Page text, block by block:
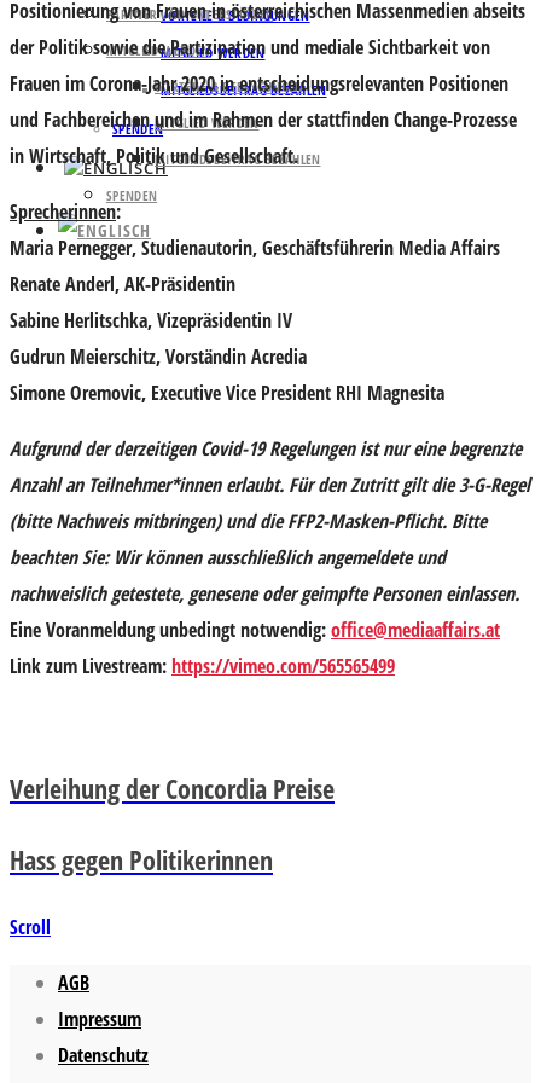
VORTEILE & BEDINGUNGEN
MITGLIED WERDEN
MITGLIEDSBEITRAG BEZAHLEN
SPENDEN
PARTNER UND UNTERSTÜTZER
MITGLIED WERDEN
VORTEILE & BEDINGUNGEN
MITGLIED WERDEN
MITGLIEDSBEITRAG BEZAHLEN
SPENDEN
Positionierung von Frauen in österreichischen Massenmedien abseits
der Politik sowie die Partizipation und mediale Sichtbarkeit von
Frauen im Corona-Jahr 2020 in entscheidungsrelevanten Positionen
und Fachbereichen und im Rahmen der stattfinden Change-Prozesse
in Wirtschaft, Politik und Gesellschaft.
Sprecherinnen:
Maria Pernegger, Studienautorin, Geschäftsführerin Media Affairs
Renate Anderl, AK-Präsidentin
Sabine Herlitschka, Vizepräsidentin IV
Gudrun Meierschitz, Vorständin Acredia
Simone Oremovic, Executive Vice President RHI Magnesita
Aufgrund der derzeitigen Covid-19 Regelungen ist nur eine begrenzte
Anzahl an Teilnehmer*innen erlaubt. Für den Zutritt gilt die 3-G-Regel
(bitte Nachweis mitbringen) und die FFP2-Masken-Pflicht. Bitte
beachten Sie:Wir können ausschließlich angemeldete und
nachweislich getestete, genesene oder geimpfte Personen einlassen.
Eine Voranmeldung unbedingt notwendig:office@mediaaffairs.at
Link zum Livestream:https://vimeo.com/565565499
Verleihung der Concordia Preise
Hass gegen Politikerinnen
Scroll
AGB
Impressum
Datenschutz